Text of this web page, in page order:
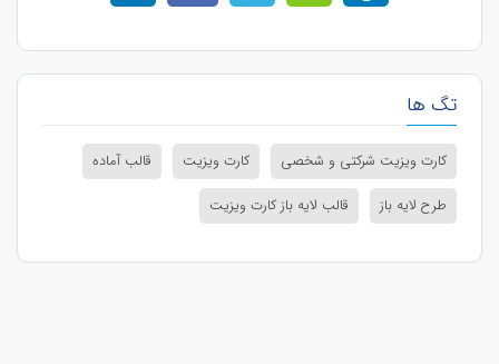
تگ ها
کارت ویزیت شرکتی و شخصی کارت ویزیت
قالب آماده
طرح لایه باز
قالب لایه باز کارت ویزیت